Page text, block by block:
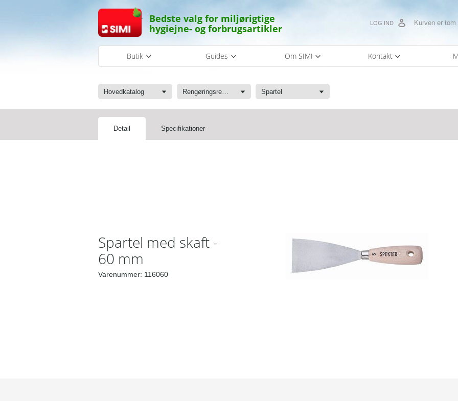
Bedste valg for miljørigtige
hygiejne- og forbrugsartikler
Kurven er tom
LOG IND
Butik Guides Om SIMI Kontakt
Hovedkatalog Rengøringsrekvisitter Spartel
Detail Specifikationer
Spartel med skaft -
60 mm
Varenummer: 116060